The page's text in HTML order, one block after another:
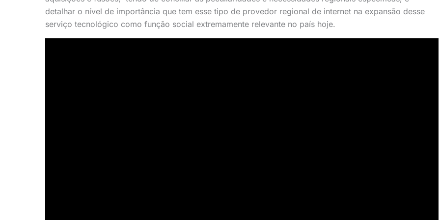
detalhar o nível de importância que tem esse tipo de provedor regional de internet na expansão desse
serviço tecnológico como função social extremamente relevante no país hoje.